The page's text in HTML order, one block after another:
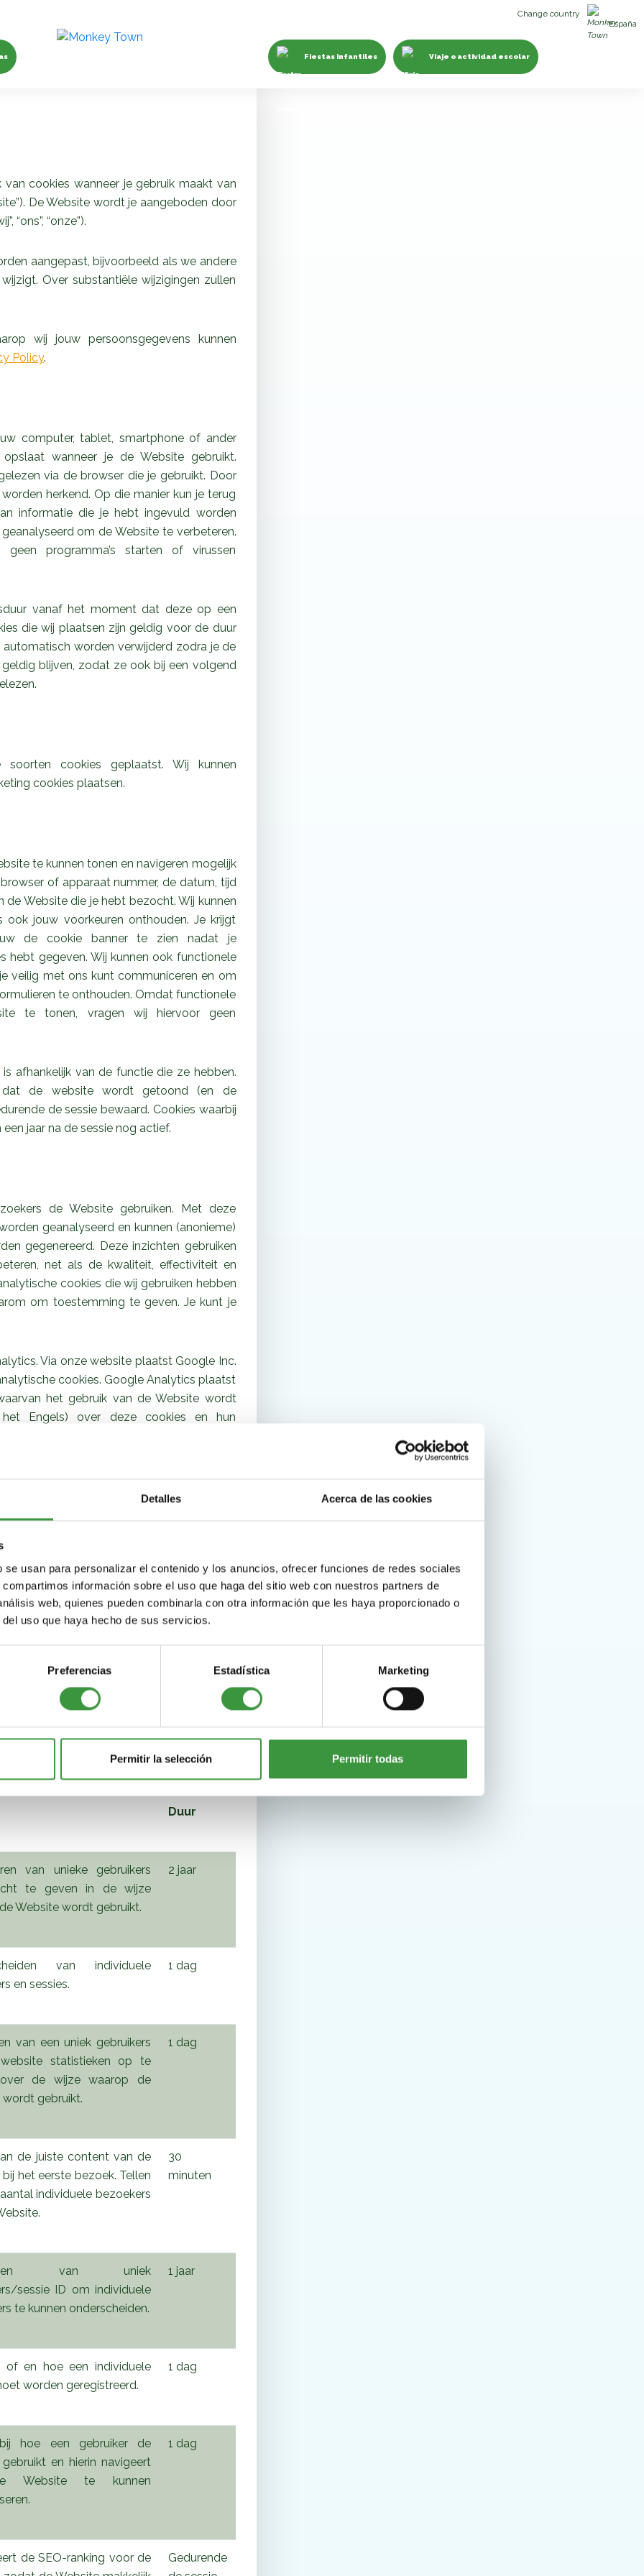
Detalles Acerca de las cookies
usan para personalizar el contenido y los anuncios, ofrecer funciones de redes sociales
información sobre el uso que haga del sitio web con nuestros partners de
web, quienes pueden combinarla con otra información que les haya proporcionado o
uso que haya hecho de sus servicios.
Preferencias Estadística Marketing
Permitir la selección Permitir todas
Fiestas infantiles Viaje o actividad escolar
Change country
España
cookies wanneer je gebruik maakt van
De Website wordt je aangeboden door
“ons”, “onze”).
aangepast, bijvoorbeeld als we andere
Over substantiële wijzigingen zullen
wij jouw persoonsgegevens kunnen
Policy.
computer, tablet, smartphone of ander
opslaat wanneer je de Website gebruikt.
via de browser die je gebruikt. Door
herkend. Op die manier kun je terug
informatie die je hebt ingevuld worden
om de Website te verbeteren.
programma’s starten of virussen
vanaf het moment dat deze op een
die wij plaatsen zijn geldig voor de duur
worden verwijderd zodra je de
blijven, zodat ze ook bij een volgend
soorten cookies geplaatst. Wij kunnen
cookies plaatsen.
te kunnen tonen en navigeren mogelijk
of apparaat nummer, de datum, tijd
Website die je hebt bezocht. Wij kunnen
jouw voorkeuren onthouden. Je krijgt
de cookie banner te zien nadat je
hebt gegeven. Wij kunnen ook functionele
veilig met ons kunt communiceren en om
te onthouden. Omdat functionele
te tonen, vragen wij hiervoor geen
afhankelijk van de functie die ze hebben.
dat de website wordt getoond (en de
de sessie bewaard. Cookies waarbij
jaar na de sessie nog actief.
de Website gebruiken. Met deze
geanalyseerd en kunnen (anonieme)
gegenereerd. Deze inzichten gebruiken
net als de kwaliteit, effectiviteit en
cookies die wij gebruiken hebben
om toestemming te geven. Je kunt je
Via onze website plaatst Google Inc.
cookies. Google Analytics plaatst
het gebruik van de Website wordt
Engels) over deze cookies en hun
Analytics, door middel van de Google
cookies gebruikt.
van de analyse tool van Hotjar zodat wij
meeste op klikken en hoe lang bepaalde
Met deze informatie kunnen wij de Website
meer informatie (in het Engels) over de
gemaakt van de analytische cookies die
volgende gegevens: Uniek ID van het
datum en tijd van het bezoek van de
en de duur van het bezoek aan de
Duur
van unieke gebruikers
te geven in de wijze
Website wordt gebruikt.
2 jaar
van individuele
en sessies.
1 dag
van een uniek gebruikers
statistieken op te
de wijze waarop de
gebruikt.
1 dag
de juiste content van de
het eerste bezoek. Tellen
individuele bezoekers
30
minuten
van uniek
sessie ID om individuele
te kunnen onderscheiden.
1 jaar
of en hoe een individuele
worden geregistreerd.
1 dag
hoe een gebruiker de
en hierin navigeert
Website te kunnen
1 dag
de SEO-ranking voor de
Gedurende